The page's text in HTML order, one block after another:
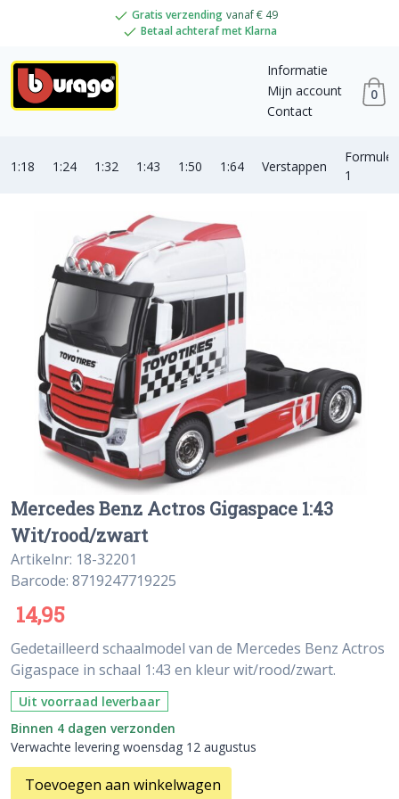
Gratis verzending vanaf € 49
Betaal achteraf met Klarna
Informatie
Mijn account
Contact
0
1:18 1:24 1:32 1:43 1:50 1:64 Verstappen
Formule
1
Mercedes Benz Actros Gigaspace 1:43
Wit/rood/zwart
Artikelnr: 18-32201
Barcode: 8719247719225
14,95
Gedetailleerd schaalmodel van de Mercedes Benz Actros
Gigaspace in schaal 1:43 en kleur wit/rood/zwart.
Uit voorraad leverbaar
Binnen 4 dagen verzonden
Verwachte levering woensdag 12 augustus
Toevoegen aan winkelwagen